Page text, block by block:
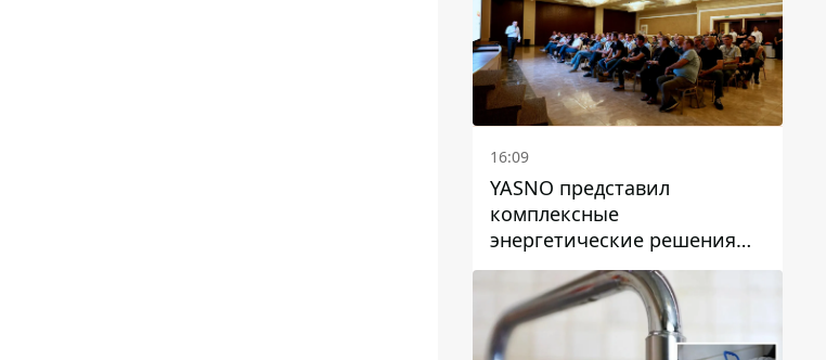
16:09
YASNO представил
комплексные
энергетические решения
для бизнеса в Днепре